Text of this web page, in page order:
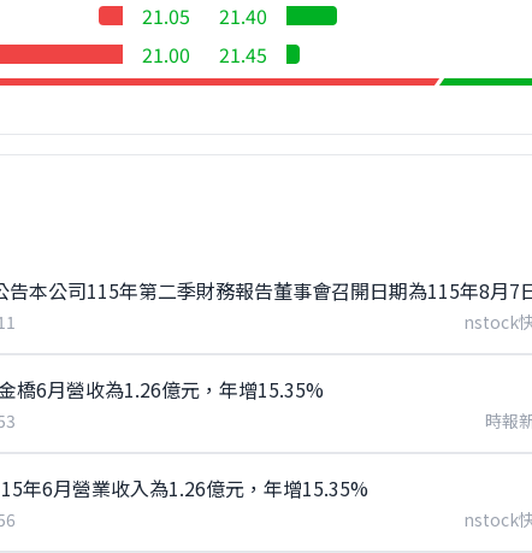
21.05
21.00
21.40
21.45
告本公司115年第二季財務報告董事會召開日期為115年8月7
nstock
橋6月營收為1.26億元，年增15.35%
時報
年6月營業收入為1.26億元，年增15.35%
nstock